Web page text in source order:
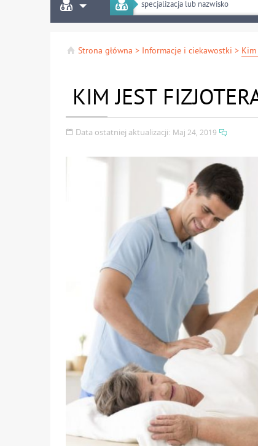
Strona główna > Informacje i ciekawostki >
KIM JEST
Data ostatniej aktualizacji: Maj 24, 2019